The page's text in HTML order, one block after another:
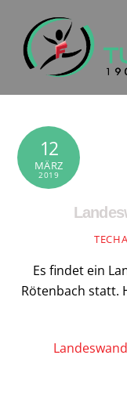
12
MÄRZ
2019
Es findet ein
Rötenbach statt.